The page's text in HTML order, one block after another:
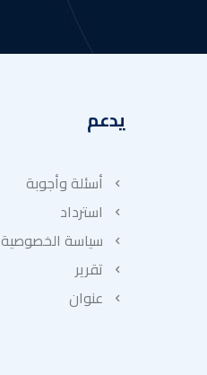
يدعم
أسئلة وأجوبة
استرداد
سياسة الخصوصية
تقرير
عنوان